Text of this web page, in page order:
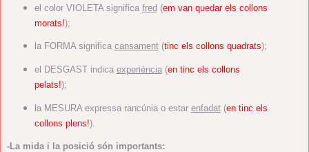
el color VIOLETA significa fred(em van quedar els collons
morats!);
la FORMA significa cansament(tinc els collons quadrats);
el DESGAST indica experiència(en tinc els collons
pelats!);
la MESURA expressa rancúnia o estar enfadat(en tinc els
collons plens!).
-La mida i la posició són importants: